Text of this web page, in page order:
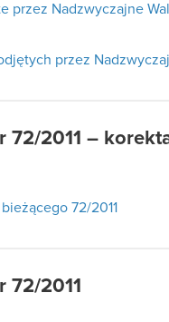
przez Nadzwyczajne
przez
72/2011 –
72/2011
72/2011